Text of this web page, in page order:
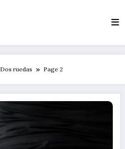
Dos ruedas Page 2